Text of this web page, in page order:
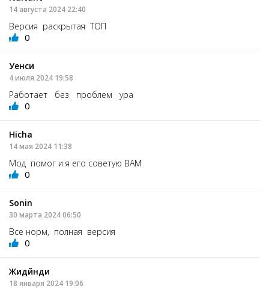
14 августа 2024 22:40
Версия раскрытая ТОП
0
Уенси
4 июля 2024 19:58
Работает без проблем ура
0
Hicha
14 мая 2024 11:38
Мод помог и я его советую ВАМ
0
Sonin
30 марта 2024 06:50
Все норм, полная версия
0
Жидйнди
18 января 2024 19:06